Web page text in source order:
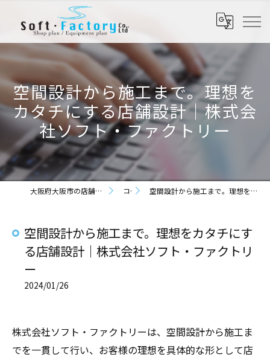
空間設計から施工まで。理想を
カタチにする店舗設計｜株式会
社ソフト・ファクトリー
大阪府大阪市の店舗設計なら株式会社ソフト・ファクトリー コラム 空間設計から施工まで。理想をカタチにする店舗設計｜株式会社ソフト・ファクトリー
空間設計から施工まで。理想をカタチにす
る店舗設計｜株式会社ソフト・ファクトリ
ー
2024/01/26
株式会社ソフト・ファクトリーは、空間設計から施工ま
でを一貫して行い、お客様の理想を具体的な形として店